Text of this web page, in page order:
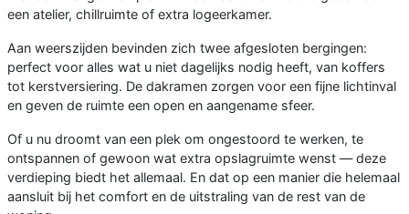
een atelier, chillruimte of extra logeerkamer.
Aan weerszijden bevinden zich twee afgesloten bergingen:
perfect voor alles wat u niet dagelijks nodig heeft, van koffers
tot kerstversiering. De dakramen zorgen voor een fijne lichtinval
en geven de ruimte een open en aangename sfeer.
Of u nu droomt van een plek om ongestoord te werken, te
ontspannen of gewoon wat extra opslagruimte wenst — deze
verdieping biedt het allemaal. En dat op een manier die helemaal
aansluit bij het comfort en de uitstraling van de rest van de